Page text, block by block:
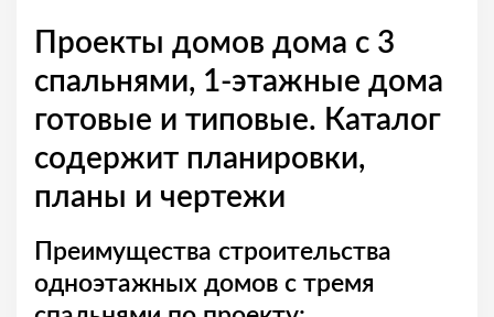
Проекты домов дома с 3
спальнями, 1-этажные дома
готовые и типовые. Каталог
содержит планировки,
планы и чертежи
Преимущества строительства
одноэтажных домов с тремя